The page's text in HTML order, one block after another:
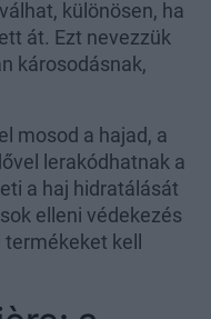
különösen, ha
át. Ezt nevezzük
károsodásnak,
mosod a hajad, a
lerakódhatnak a
a haj hidratálását
elleni védekezés
kell